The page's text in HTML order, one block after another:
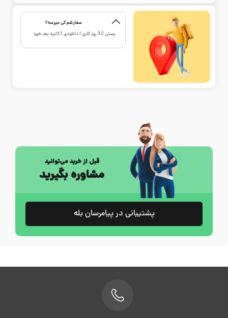
سفارشم کی میرسه؟
پستی 2-3 روز کاری / دانلودی 1 ثانیه بعد خرید
قبل از خرید می‌توانید
مشاوره بگیرید
پشتیبانی در پیامرسان بله